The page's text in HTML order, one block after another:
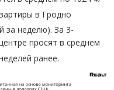
в Гродно
за неделю). За 3-
просят в среднем
ранее.